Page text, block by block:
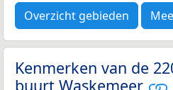
Overzicht gebieden
Kenmerken van de
buurt Waskemeer